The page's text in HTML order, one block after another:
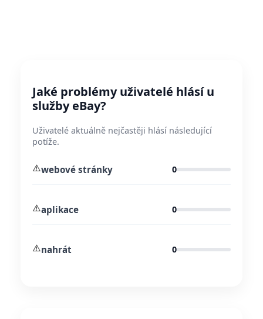
Jaké problémy uživatelé hlásí u
služby eBay?
Uživatelé aktuálně nejčastěji hlásí následující
potíže.
⚠️webové stránky 0
⚠️aplikace 0
⚠️nahrát 0